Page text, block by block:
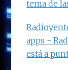
tema de
apps -
está a